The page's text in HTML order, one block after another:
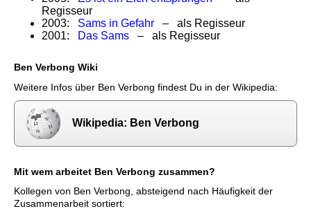
Regisseur
2003: Sams in Gefahr – als Regisseur
2001:
Das Sams – als Regisseur
Ben Verbong Wiki
Weitere Infos über Ben Verbong findest Du in der Wikipedia:
Wikipedia: Ben Verbong
Mit wem arbeitet Ben Verbong zusammen?
Kollegen von Ben Verbong, absteigend nach Häufigkeit der
Zusammenarbeit sortiert: